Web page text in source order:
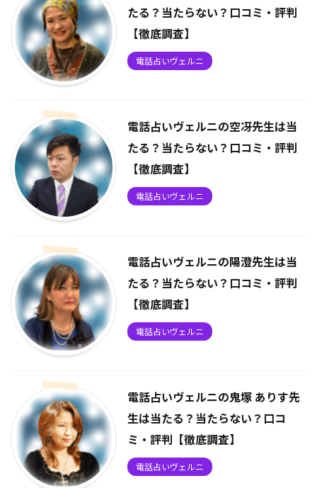
たる？当たらない？口コミ・評判
【徹底調査】
電話占いヴェルニ
電話占いヴェルニの空冴先生は当
たる？当たらない？口コミ・評判
【徹底調査】
電話占いヴェルニ
電話占いヴェルニの陽澄先生は当
たる？当たらない？口コミ・評判
【徹底調査】
電話占いヴェルニ
電話占いヴェルニの鬼塚 ありす先
生は当たる？当たらない？口コ
ミ・評判【徹底調査】
電話占いヴェルニ